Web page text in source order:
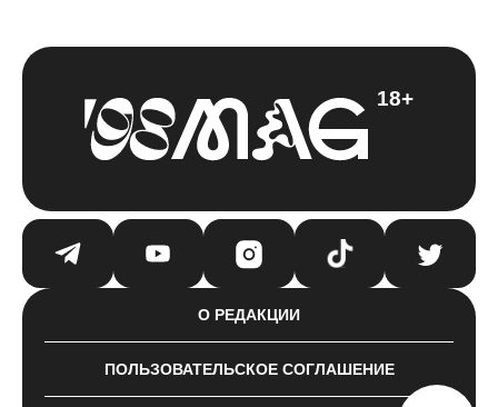
18+
О РЕДАКЦИИ
ПОЛЬЗОВАТЕЛЬСКОЕ СОГЛАШЕНИЕ